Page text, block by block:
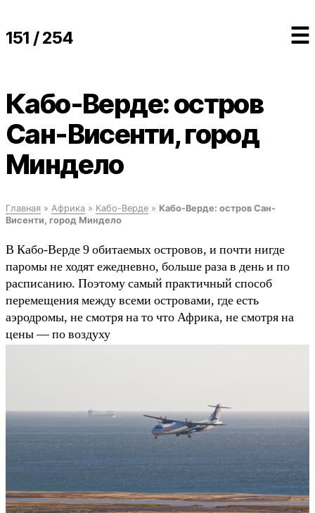
151 / 254 ☰
Кабо-Верде: остров
Сан-Висенти, город
Миндело
Главная » Африка » Кабо-Верде » Кабо-Верде: остров Сан-
Висенти, город Миндело
В Кабо-Верде 9 обитаемых островов, и почти нигде
паромы не ходят ежедневно, больше раза в день и по
расписанию. Поэтому самый практичный способ
перемещения между всеми островами, где есть
аэродромы, не смотря на то что Африка, не смотря на
цены — по воздуху